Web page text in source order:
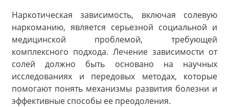
Наркотическая зависимость, включая солевую
наркоманию, является серьезной социальной и
медицинской проблемой, требующей
комплексного подхода. Лечение зависимости от
солей должно быть основано на научных
исследованиях и передовых методах, которые
помогают понять механизмы развития болезни и
эффективные способы ее преодоления.